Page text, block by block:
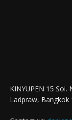
KINYUPEN 15 Soi.
Ladpraw, Bangkok